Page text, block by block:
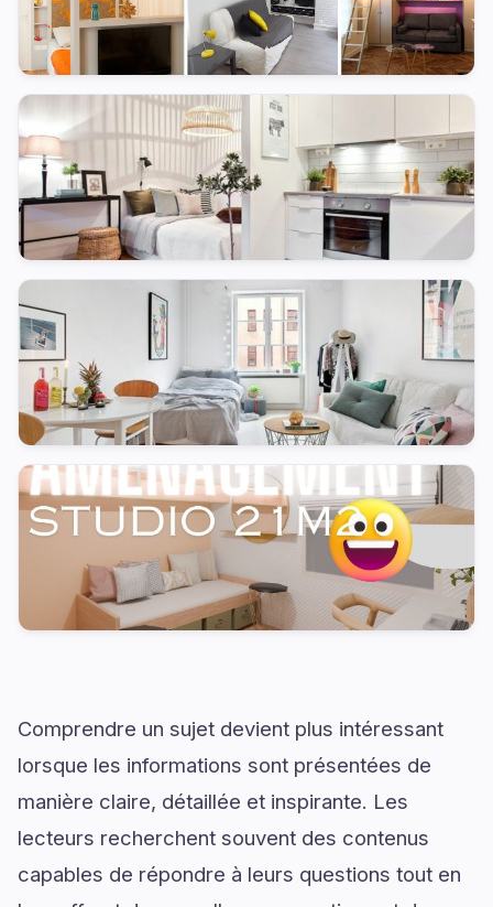
Comprendre un sujet devient plus intéressant
lorsque les informations sont présentées de
manière claire, détaillée et inspirante. Les
lecteurs recherchent souvent des contenus
capables de répondre à leurs questions tout en